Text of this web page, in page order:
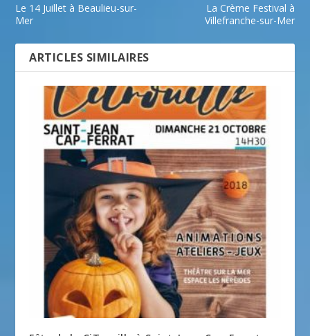
Le 14 Juillet à Beaulieu-sur-
Mer
La Crème Festival à
Villefranche-sur-Mer
ARTICLES SIMILAIRES